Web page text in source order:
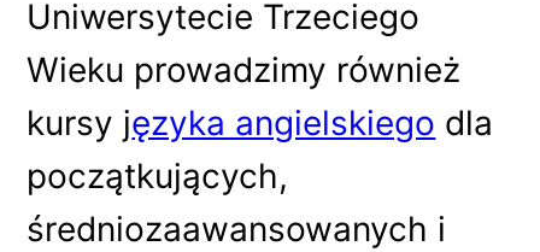
Uniwersytecie Trzeciego
Wieku prowadzimy również
kursy języka angielskiego dla
początkujących,
średniozaawansowanych i